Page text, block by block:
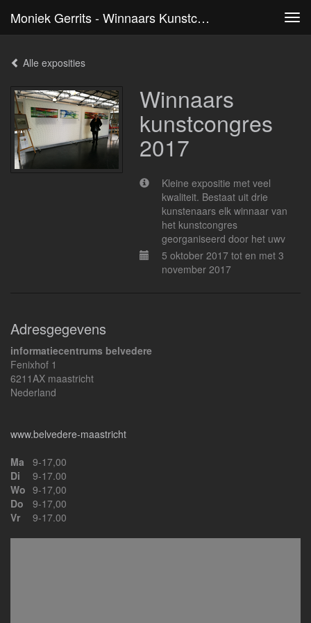
Moniek Gerrits - Winnaars Kunstcongres 2017
Alle exposities
Winnaars
kunstcongres
2017
Kleine expositie met veel
kwaliteit. Bestaat uit drie
kunstenaars elk winnaar van
het kunstcongres
georganiseerd door het uwv
5 oktober 2017 tot en met 3
november 2017
Adresgegevens
informatiecentrums belvedere
Fenixhof 1
6211AX maastricht
Nederland
www.belvedere-maastricht
Ma
9-17,00
Di
9-17.00
Wo 9-17,00
Do
9-17,00
Vr
9-17.00